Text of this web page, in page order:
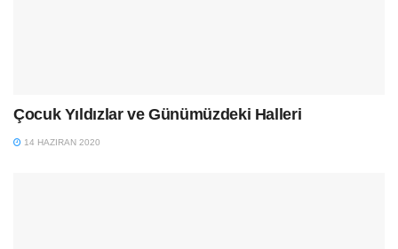
Çocuk Yıldızlar ve Günümüzdeki Halleri
14 HAZIRAN 2020